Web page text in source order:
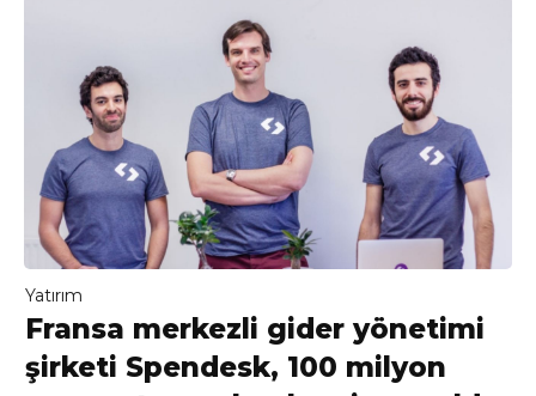
Yatırım
Fransa merkezli gider yönetimi
şirketi Spendesk, 100 milyon